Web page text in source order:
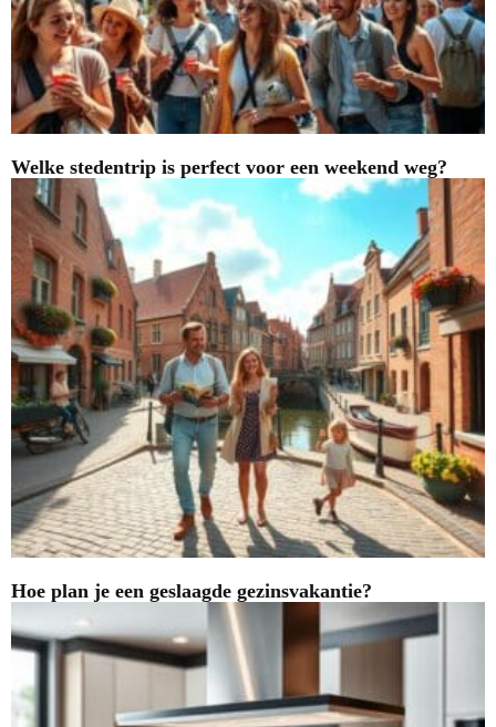
Welke stedentrip is perfect voor een weekend weg?
Hoe plan je een geslaagde gezinsvakantie?